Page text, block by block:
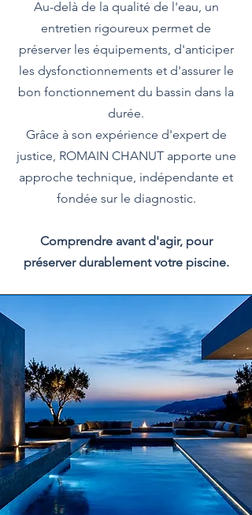
Au-delà de la qualité de l'eau, un
entretien rigoureux permet de
préserver les équipements, d'anticiper
les dysfonctionnements et d'assurer le
bon fonctionnement du bassin dans la
durée.
Grâce à son expérience d'expert de
justice, ROMAIN CHANUT apporte une
approche technique, indépendante et
fondée sur le diagnostic.
Comprendre avant d'agir, pour
préserver durablement votre piscine.